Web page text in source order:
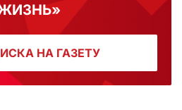
НА ГАЗЕТУ